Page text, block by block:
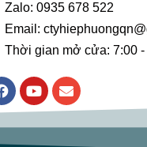
Zalo: 0935 678 522
Email:
Thời gian mở cửa: 7:00 -
F
a
c
e
b
Y
o
u
t
E
n
v
e